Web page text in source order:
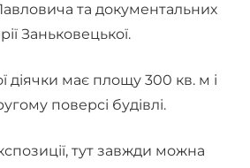
та документальних
Заньковецької.
діячки має площу 300 кв. м і
поверсі будівлі.
тут завжди можна